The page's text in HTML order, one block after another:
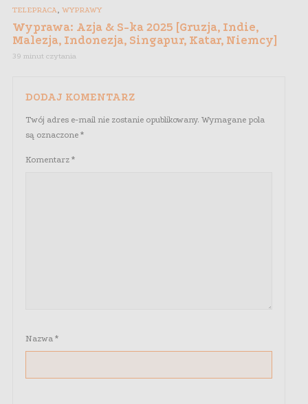
TELEPRACA, WYPRAWY
Wyprawa: Azja & S-ka 2025 [Gruzja, Indie,
Malezja, Indonezja, Singapur, Katar, Niemcy]
39 minut czytania
DODAJ KOMENTARZ
Twój adres e-mail nie zostanie opublikowany. Wymagane pola
są oznaczone *
Komentarz *
Nazwa *